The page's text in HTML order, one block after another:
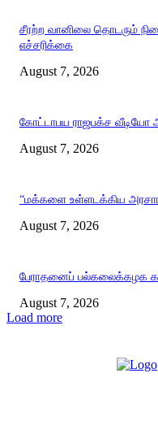
சீரற்ற வானிலை தொடரும்
எச்சரிக்கை
August 7, 2026
கோட்டாபய ராஜபக்ச வீடியோ
August 7, 2026
“மக்களை உள்ளடக்கிய
August 7, 2026
பேராதனைப் பல்கலைக்கழக
August 7, 2026
Load more